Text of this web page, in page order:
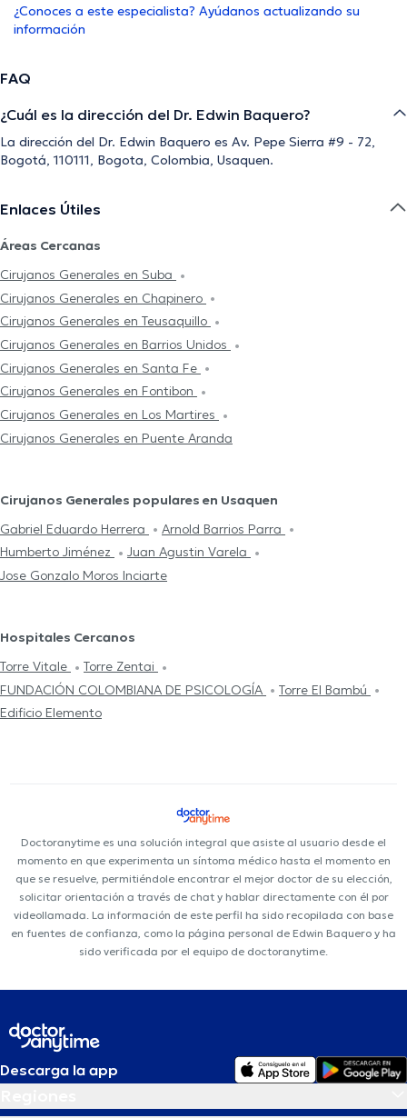
¿Conoces a este especialista? Ayúdanos actualizando su
información
FAQ
¿Cuál es la dirección del Dr. Edwin Baquero?
La dirección del Dr. Edwin Baquero es Av. Pepe Sierra #9 - 72,
Bogotá, 110111, Bogota, Colombia, Usaquen.
Enlaces Útiles
Áreas Cercanas
Cirujanos Generales en Suba
Cirujanos Generales en Chapinero
Cirujanos Generales en Teusaquillo
Cirujanos Generales en Barrios Unidos
Cirujanos Generales en Santa Fe
Cirujanos Generales en Fontibon
Cirujanos Generales en Los Martires
Cirujanos Generales en Puente Aranda
Cirujanos Generales populares en Usaquen
Gabriel Eduardo Herrera
Arnold Barrios Parra
Humberto Jiménez
Juan Agustin Varela
Jose Gonzalo Moros Inciarte
Hospitales Cercanos
Torre Vitale
Torre Zentai
FUNDACIÓN COLOMBIANA DE PSICOLOGÍA
Torre El Bambú
Edificio Elemento
Doctoranytime es una solución integral que asiste al usuario desde el
momento en que experimenta un síntoma médico hasta el momento en
que se resuelve, permitiéndole encontrar el mejor doctor de su elección,
solicitar orientación a través de chat y hablar directamente con él por
videollamada. La información de este perfil ha sido recopilada con base
en fuentes de confianza, como la página personal de Edwin Baquero y ha
sido verificada por el equipo de doctoranytime.
Descarga la app